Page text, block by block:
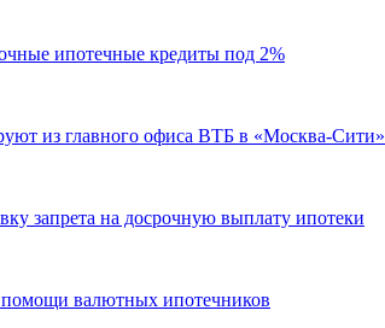
ипотечные кредиты под 2%
из главного офиса ВТБ в «Москва-Сити»
запрета на досрочную выплату ипотеки
валютных ипотечников